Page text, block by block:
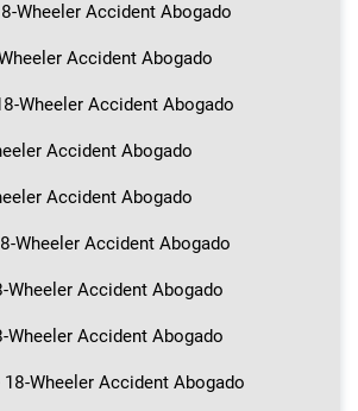
Wheeler Accident Abogado
Accident Abogado
Wheeler Accident Abogado
Accident Abogado
Accident Abogado
Wheeler Accident Abogado
Wheeler Accident Abogado
Wheeler Accident Abogado
18-Wheeler Accident Abogado